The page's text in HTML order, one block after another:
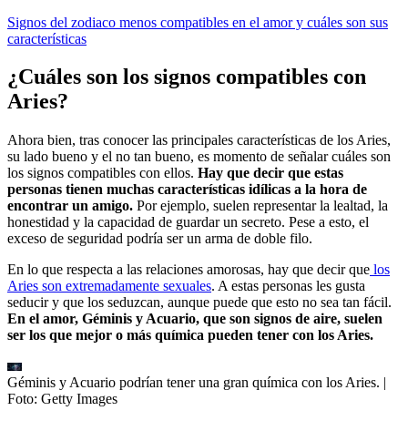
Signos del zodiaco menos compatibles en el amor y cuáles son sus
características
¿Cuáles son los signos compatibles con
Aries?
Ahora bien, tras conocer las principales características de los Aries,
su lado bueno y el no tan bueno, es momento de señalar cuáles son
los signos compatibles con ellos. Hay que decir que estas
personas tienen muchas características idílicas a la hora de
encontrar un amigo. Por ejemplo, suelen representar la lealtad, la
honestidad y la capacidad de guardar un secreto. Pese a esto, el
exceso de seguridad podría ser un arma de doble filo.
En lo que respecta a las relaciones amorosas, hay que decir que los
Aries son extremadamente sexuales. A estas personas les gusta
seducir y que los seduzcan, aunque puede que esto no sea tan fácil.
En el amor, Géminis y Acuario, que son signos de aire, suelen
ser los que mejor o más química pueden tener con los Aries.
Géminis y Acuario podrían tener una gran química con los Aries. |
Foto: Getty Images